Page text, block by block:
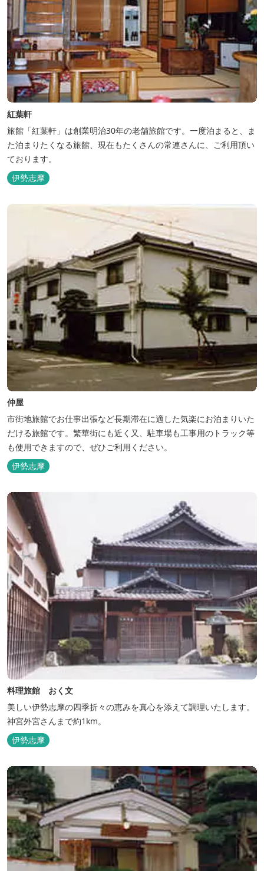
紅葉軒
旅館「紅葉軒」は創業明治30年の老舗旅館です。一度泊まると、ま
た泊まりたくなる旅館、現在もたくさんの常連さんに、ご利用頂い
ております。
伊勢志摩
仲屋
市街地旅館でお仕事出張など長期滞在に適した気楽にお泊まりいた
だける旅館です。繁華街にも近く又、駐車場も工事用のトラック等
も使用できますので、ぜひご利用ください。
伊勢志摩
料理旅館 おく文
美しい伊勢志摩の四季折々の恵みを真心を添えて調理いたします。
神宮外宮さんまで約1km。
伊勢志摩